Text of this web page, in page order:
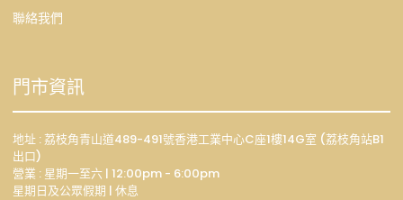
聯絡我們
門市資訊
地址 : 荔枝角青山道489-491號香港工業中心C座1樓14G室 (荔枝角站B1
出口)
營業 : 星期一至六 | 12:00pm - 6:00pm
星期日及公眾假期 | 休息